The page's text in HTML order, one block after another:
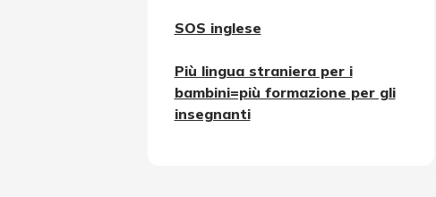
SOS inglese
Più lingua straniera per i
bambini=più formazione per gli
insegnanti